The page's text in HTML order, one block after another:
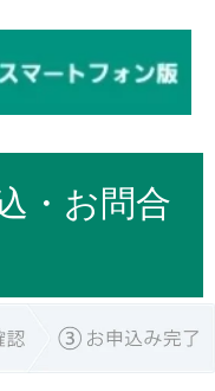
・お問合